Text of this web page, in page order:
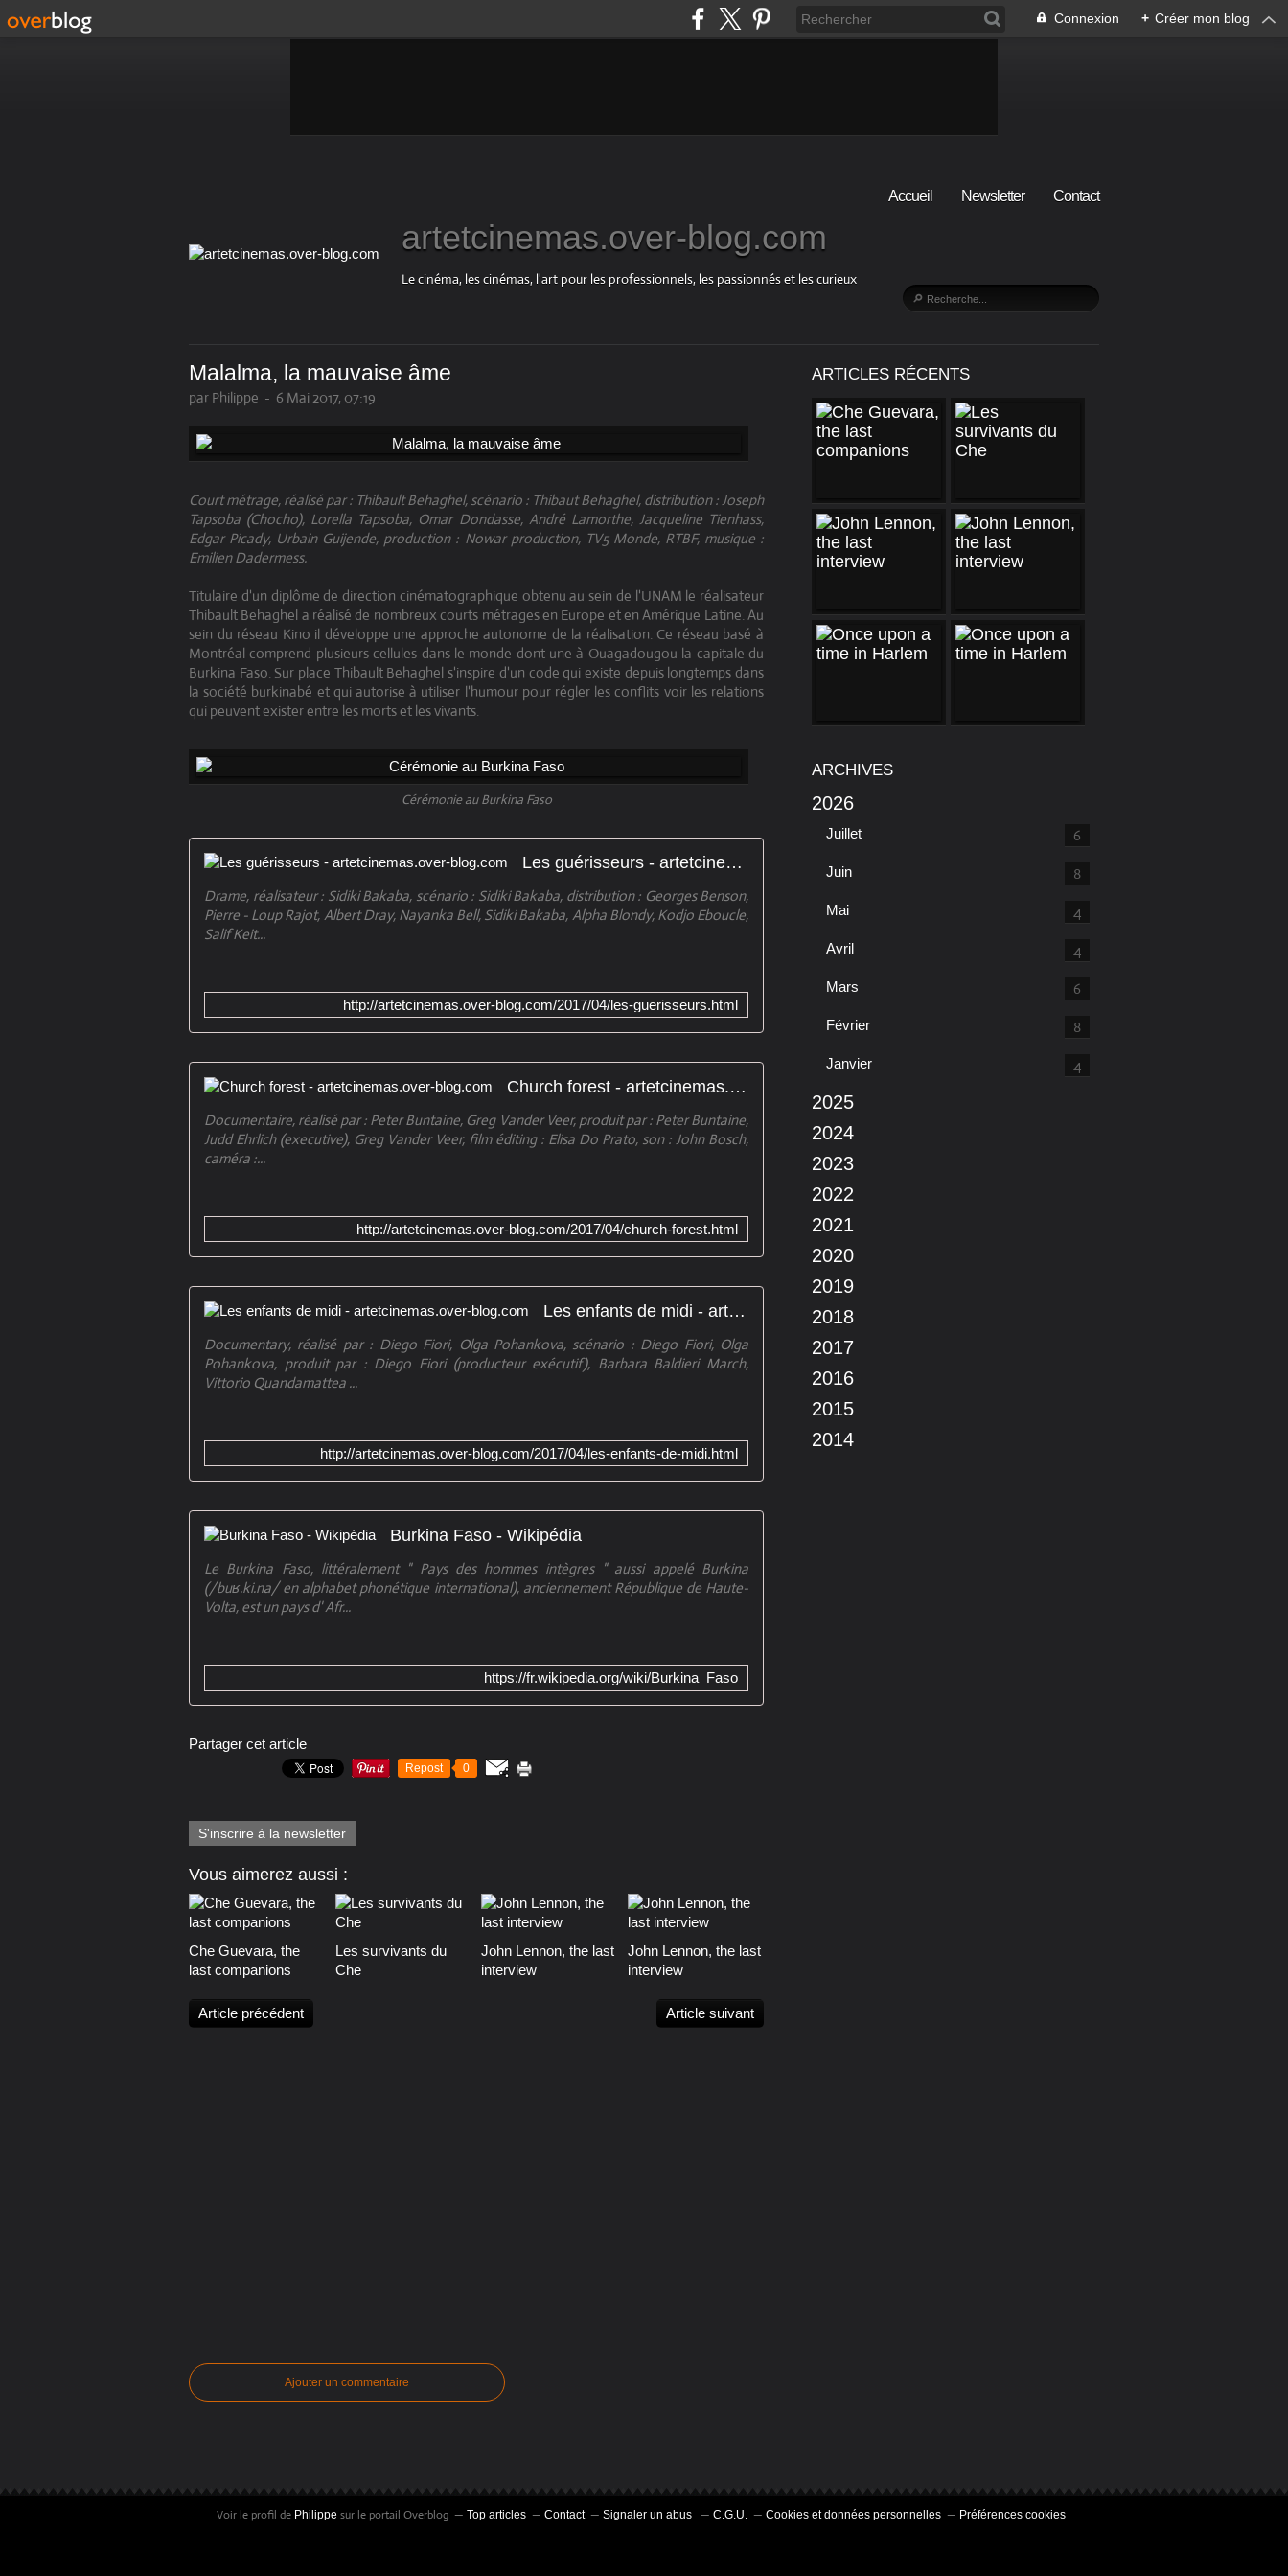
Connexion + Créer mon blog
Accueil Newsletter Contact
artetcinemas.over-blog.com
Le cinéma, les cinémas, l'art pour les professionnels, les passionnés et les curieux
Malalma, la mauvaise âme
par Philippe - 6 Mai 2017, 07:19
Court métrage, réalisé par : Thibault Behaghel, scénario : Thibaut Behaghel, distribution : Joseph
Tapsoba (Chocho), Lorella Tapsoba, Omar Dondasse, André Lamorthe, Jacqueline Tienhass,
Edgar Picady, Urbain Guijende, production : Nowar production, TV5 Monde, RTBF, musique :
Emilien Dadermess.
Titulaire d'un diplôme de direction cinématographique obtenu au sein de l'UNAM le réalisateur
Thibault Behaghel a réalisé de nombreux courts métrages en Europe et en Amérique Latine. Au
sein du réseau Kino il développe une approche autonome de la réalisation. Ce réseau basé à
Montréal comprend plusieurs cellules dans le monde dont une à Ouagadougou la capitale du
Burkina Faso. Sur place Thibault Behaghel s'inspire d'un code qui existe depuis longtemps dans
la société burkinabé et qui autorise à utiliser l'humour pour régler les conflits voir les relations
qui peuvent exister entre les morts et les vivants.
Cérémonie au Burkina Faso
Les guérisseurs - artetcinemas.over-blog.com
Drame, réalisateur : Sidiki Bakaba, scénario : Sidiki Bakaba, distribution : Georges Benson,
Pierre - Loup Rajot, Albert Dray, Nayanka Bell, Sidiki Bakaba, Alpha Blondy, Kodjo Eboucle,
Salif Keit...
http://artetcinemas.over-blog.com/2017/04/les-guerisseurs.html
Church forest - artetcinemas.over-blog.com
Documentaire, réalisé par : Peter Buntaine, Greg Vander Veer, produit par : Peter Buntaine,
Judd Ehrlich (executive), Greg Vander Veer, film éditing : Elisa Do Prato, son : John Bosch,
caméra :...
http://artetcinemas.over-blog.com/2017/04/church-forest.html
Les enfants de midi - artetcinemas.over-blog.com
Documentary, réalisé par : Diego Fiori, Olga Pohankova, scénario : Diego Fiori, Olga
Pohankova, produit par : Diego Fiori (producteur exécutif), Barbara Baldieri March,
Vittorio Quandamattea ...
http://artetcinemas.over-blog.com/2017/04/les-enfants-de-midi.html
Burkina Faso - Wikipédia
Le Burkina Faso, littéralement " Pays des hommes intègres " aussi appelé Burkina
(/buʁ.ki.na/ en alphabet phonétique international), anciennement République de Haute-
Volta, est un pays d' Afr...
https://fr.wikipedia.org/wiki/Burkina_Faso
Partager cet article
Repost 0
S'inscrire à la newsletter
Vous aimerez aussi :
Che Guevara, the
last companions
Les survivants du
Che
John Lennon, the last
interview
John Lennon, the last
interview
Article précédent Article suivant
Ajouter un commentaire
ARTICLES RÉCENTS
ARCHIVES
2026
Juillet 6
Juin 8
Mai 4
Avril 4
Mars 6
Février 8
Janvier 4
2025
2024
2023
2022
2021
2020
2019
2018
2017
2016
2015
2014
Voir le profil de Philippe sur le portail Overblog Top articles Contact Signaler un abus C.G.U. Cookies et données personnelles Préférences cookies